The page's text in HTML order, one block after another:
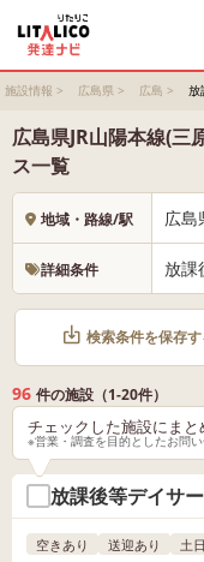
施設情報 > 広島県 > 広島 > 放
広島県JR山陽本線(三
ス一覧
地域・路線/駅 広島
詳細条件 放課
検索条件を保存す
96 件の施設（1-20件）
チェックした施設にまと
※営業・調査を目的としたお問
放課後等デイサ
空きあり 送迎あり 土